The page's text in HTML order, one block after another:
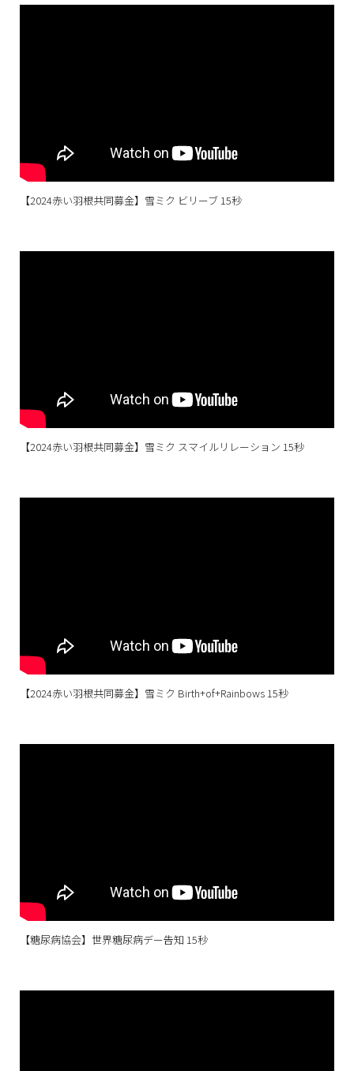
【2024赤い羽根共同募金】雪ミク ビリーブ 15秒
【2024赤い羽根共同募金】雪ミク スマイルリレーション 15秒
【2024赤い羽根共同募金】雪ミク Birth+of+Rainbows 15秒
【糖尿病協会】世界糖尿病デー告知 15秒